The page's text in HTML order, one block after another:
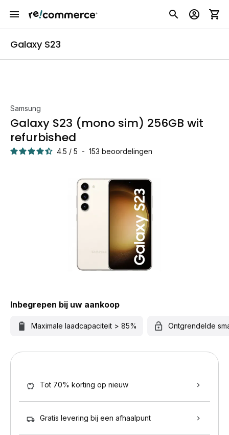
Galaxy S23
Samsung
Galaxy S23 (mono sim) 256GB wit
refurbished
4.5 / 5 - 153 beoordelingen
Inbegrepen bij uw aankoop
Maximale laadcapaciteit > 85% Ontgrendelde
Tot 70% korting op nieuw
Gratis levering bij een afhaalpunt